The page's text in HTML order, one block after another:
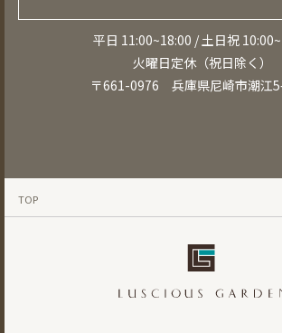
平日 11:00~18:00 / 土日祝
火曜日定休（祝日除く）
〒661-0976 兵庫県尼崎市潮江
TOP